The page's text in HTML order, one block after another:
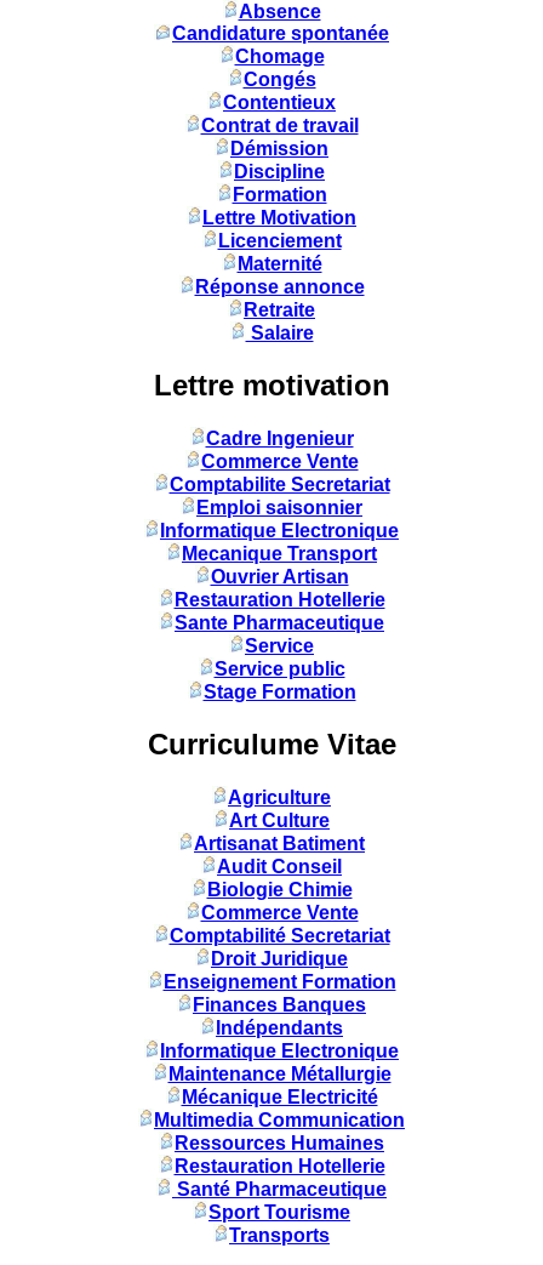
Absence
Candidature spontanée
Chomage
Congés
Contentieux
Contrat de travail
Démission
Discipline
Formation
Lettre Motivation
Licenciement
Maternité
Réponse annonce
Retraite
Salaire
Lettre motivation
Cadre Ingenieur
Commerce Vente
Comptabilite Secretariat
Emploi saisonnier
Informatique Electronique
Mecanique Transport
Ouvrier Artisan
Restauration Hotellerie
Sante Pharmaceutique
Service
Service public
Stage Formation
Curriculume Vitae
Agriculture
Art Culture
Artisanat Batiment
Audit Conseil
Biologie Chimie
Commerce Vente
Comptabilité Secretariat
Droit Juridique
Enseignement Formation
Finances Banques
Indépendants
Informatique Electronique
Maintenance Métallurgie
Mécanique Electricité
Multimedia Communication
Ressources Humaines
Restauration Hotellerie
Santé Pharmaceutique
Sport Tourisme
Transports